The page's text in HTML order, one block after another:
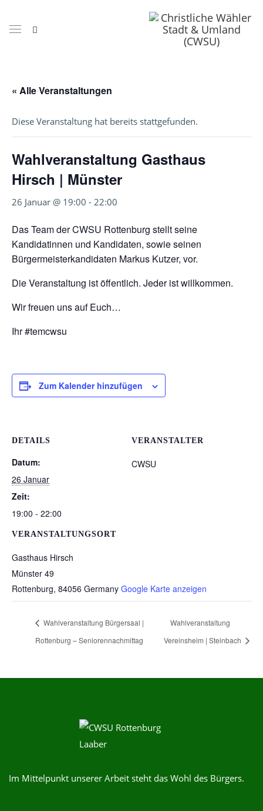
« Alle Veranstaltungen
Diese Veranstaltung hat bereits stattgefunden.
Wahlveranstaltung Gasthaus
Hirsch | Münster
26 Januar @ 19:00 - 22:00
Das Team der CWSU Rottenburg stellt seine
Kandidatinnen und Kandidaten, sowie seinen
Bürgermeisterkandidaten Markus Kutzer, vor.
Die Veranstaltung ist öffentlich. Jeder ist willkommen.
Wir freuen uns auf Euch…
Ihr #temcwsu
Zum Kalender hinzufügen
DETAILS
Datum:
26 Januar
Zeit:
19:00 - 22:00
VERANSTALTUNGSORT
Gasthaus Hirsch
Münster 49
Rottenburg, 84056 Germany Google Karte anzeigen
VERANSTALTER
CWSU
Wahlveranstaltung Bürgersaal |
Rottenburg – Seniorennachmittag
Wahlveranstaltung
Vereinsheim | Steinbach
Im Mittelpunkt unserer Arbeit steht das Wohl des Bürgers.